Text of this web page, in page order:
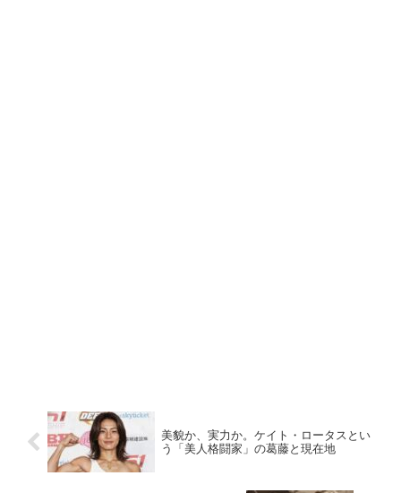
美貌か、実力か。ケイト・ロータスとい
う「美人格闘家」の葛藤と現在地